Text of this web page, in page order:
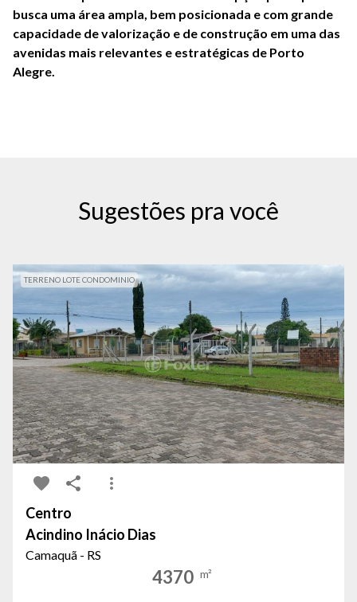
busca uma área ampla, bem posicionada e com grande
capacidade de valorização e de construção em uma das
avenidas mais relevantes e estratégicas de Porto
Alegre.
Sugestões pra você
TERRENO LOTE CONDOMINIO
Centro
Acindino Inácio Dias
Camaquã - RS
4370 m²